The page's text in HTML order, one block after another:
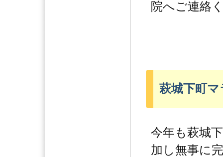
院へご連絡
萩城下町
今年も萩城
加し無事に